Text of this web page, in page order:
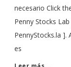
necesario Click
Penny Stocks
PennyStocks.la ].
es